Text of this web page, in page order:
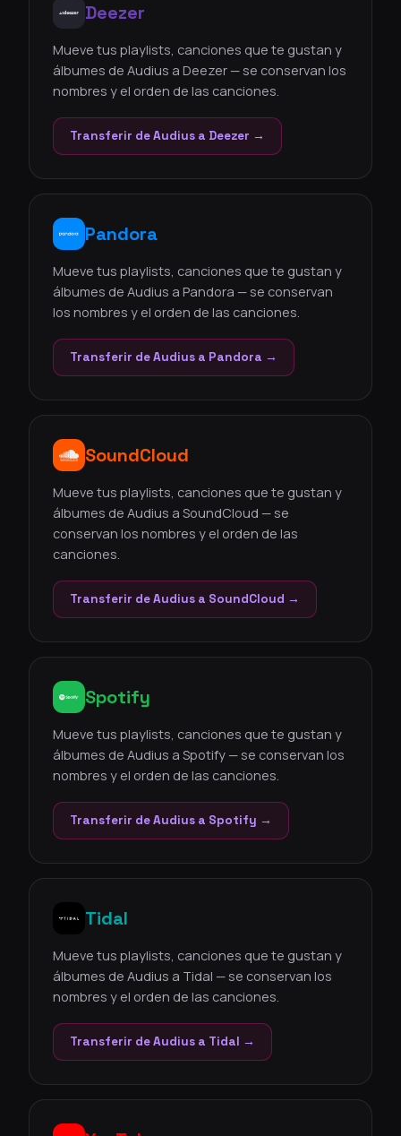
Deezer
Mueve tus playlists, canciones que te gustan y
álbumes de Audius a Deezer — se conservan los
nombres y el orden de las canciones.
Transferir de Audius a Deezer →
Pandora
Mueve tus playlists, canciones que te gustan y
álbumes de Audius a Pandora — se conservan
los nombres y el orden de las canciones.
Transferir de Audius a Pandora →
SoundCloud
Mueve tus playlists, canciones que te gustan y
álbumes de Audius a SoundCloud — se
conservan los nombres y el orden de las
canciones.
Transferir de Audius a SoundCloud →
Spotify
Mueve tus playlists, canciones que te gustan y
álbumes de Audius a Spotify — se conservan los
nombres y el orden de las canciones.
Transferir de Audius a Spotify →
Tidal
Mueve tus playlists, canciones que te gustan y
álbumes de Audius a Tidal — se conservan los
nombres y el orden de las canciones.
Transferir de Audius a Tidal →